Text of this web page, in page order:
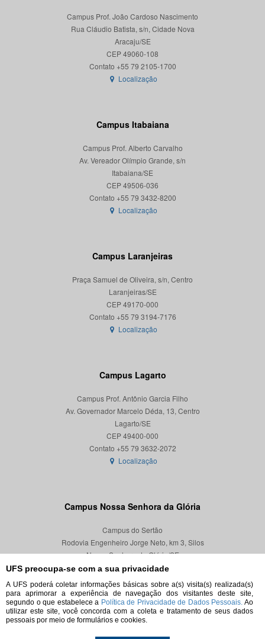
UFS preocupa-se com a sua privacidade
A UFS poderá coletar informações básicas sobre a(s) visita(s) realizada(s)
para aprimorar a experiência de navegação dos visitantes deste site,
segundo o que estabelece a Política de Privacidade de Dados Pessoais. Ao
utilizar este site, você concorda com a coleta e tratamento de seus dados
pessoais por meio de formulários e cookies.
Campus Prof. João Cardoso Nascimento
Rua Cláudio Batista, s/n, Cidade Nova
Aracaju/SE
CEP 49060-108
Localização
Campus Itabaiana
Campus Prof. Alberto Carvalho
Av. Vereador Olímpio Grande, s/n
Itabaiana/SE
CEP 49506-036
Localização
Campus Laranjeiras
Praça Samuel de Oliveira, s/n, Centro
Laranjeiras/SE
CEP 49170-000
Localização
Campus Lagarto
Campus Prof. Antônio Garcia Filho
Av. Governador Marcelo Déda, 13, Centro
Lagarto/SE
CEP 49400-000
Localização
Campus Nossa Senhora da Glória
Campus do Sertão
Rodovia Engenheiro Jorge Neto, km 3, Silos
Nossa Senhora da Glória/SE
CEP 49680-000
Localização